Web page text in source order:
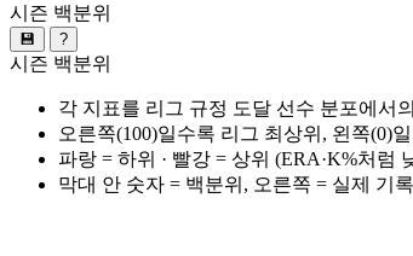
시즌 백분위
💾 ?
시즌 백분위
각 지표를 리그 규정 도달 선수 분포에서
오른쪽(100)일수록 리그 최상위, 왼쪽(0)
파랑 = 하위 · 빨강 = 상위 (ERA·K%처럼
막대 안 숫자 = 백분위, 오른쪽 = 실제 기